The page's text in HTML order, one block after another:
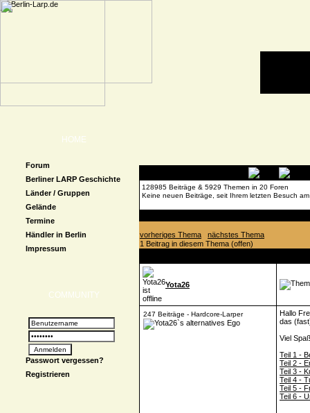
HOME
Forum
Berliner LARP Geschichte
Länder / Gruppen
Gelände
Termine
Händler in Berlin
Impressum
COMMUNITY
Passwort vergessen?
Registrieren
128985 Beiträge & 5929 Themen in 20 Foren
Keine neuen Beiträge, seit Ihrem letzten Besuch
vorheriges Thema
nächstes Thema
1 Beitrag in diesem Thema (offen)
Yota26
247 Beiträge - Hardcore-Larper
Hallo
das
Viel
Teil 1 -
Teil 2 -
Teil 3 -
Teil 4 -
Teil 5 -
Teil 6 -